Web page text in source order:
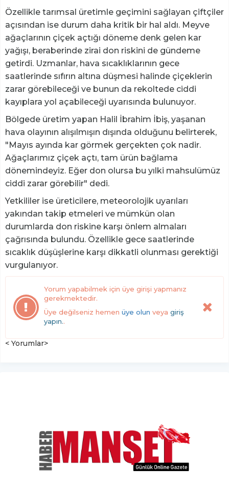
Özellikle tarımsal üretimle geçimini sağlayan çiftçiler
açısından ise durum daha kritik bir hal aldı. Meyve
ağaçlarının çiçek açtığı döneme denk gelen kar
yağışı, beraberinde zirai don riskini de gündeme
getirdi. Uzmanlar, hava sıcaklıklarının gece
saatlerinde sıfırın altına düşmesi halinde çiçeklerin
zarar görebileceği ve bunun da rekoltede ciddi
kayıplara yol açabileceği uyarısında bulunuyor.
Bölgede üretim yapan Halil İbrahim İbiş, yaşanan
hava olayının alışılmışın dışında olduğunu belirterek,
"Mayıs ayında kar görmek gerçekten çok nadir.
Ağaçlarımız çiçek açtı, tam ürün bağlama
dönemindeyiz. Eğer don olursa bu yılki mahsulümüz
ciddi zarar görebilir" dedi.
Yetkililer ise üreticilere, meteorolojik uyarıları
yakından takip etmeleri ve mümkün olan
durumlarda don riskine karşı önlem almaları
çağrısında bulundu. Özellikle gece saatlerinde
sıcaklık düşüşlerine karşı dikkatli olunması gerektiği
vurgulanıyor.
Yorum yapabilmek için üye girişi yapmanız
gerekmektedir.
Üye değilseniz hemen üye olun veya giriş
yapın..
< Yorumlar>